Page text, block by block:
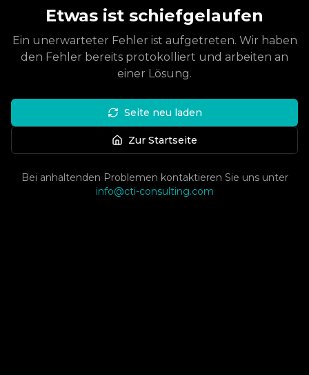
Etwas ist schiefgelaufen
Ein unerwarteter Fehler ist aufgetreten. Wir haben
den Fehler bereits protokolliert und arbeiten an
einer Lösung.
Seite neu laden
Zur Startseite
Bei anhaltenden Problemen kontaktieren Sie uns unter
info@cti-consulting.com